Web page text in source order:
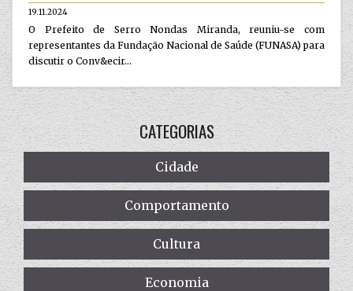
19.11.2024
O Prefeito de Serro Nondas Miranda, reuniu-se com
representantes da Fundação Nacional de Saúde (FUNASA) para
discutir o Conv&ecir...
CATEGORIAS
Cidade
Comportamento
Cultura
Economia